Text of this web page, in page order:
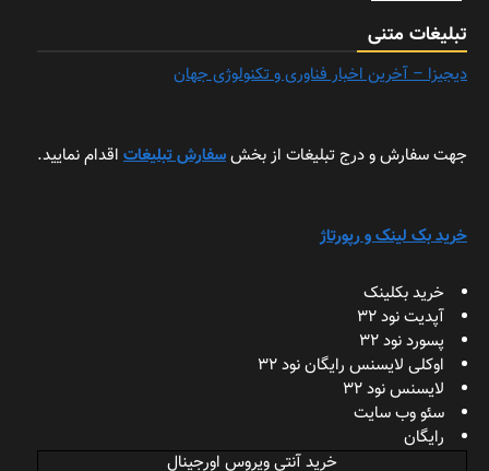
تبلیغات متنی
دیجیزا – آخرین اخبار فناوری و تکنولوژی جهان
جهت سفارش و درج تبلیغات از بخشسفارش تبلیغات اقدام نمایید.
خرید بک لینک و رپورتاژ
خرید بکلینک
آپدیت نود 32
پسورد نود 32
اوکلی لایسنس رایگان نود 32
لایسنس نود 32
سئو وب سایت
رایگان
خرید آنتی ویروس اورجینال